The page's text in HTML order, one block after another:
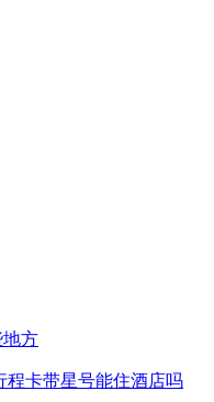
地方
程卡带星号能住酒店吗